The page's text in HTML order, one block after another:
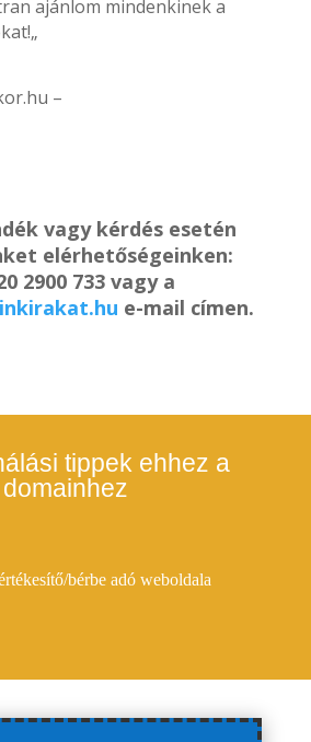
ajánlom mindenkinek a
–
vagy kérdés esetén
elérhetőségeinken:
2900 733 vagy a
e-mail címen.
tippek ehhez a
domainhez
bérbe adó weboldala